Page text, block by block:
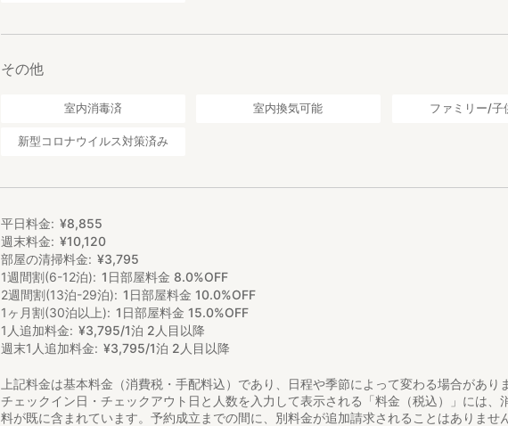
その他
室内消毒済 室内換気可能 ファミリー/子
新型コロナウイルス対策済み
平日料金 ¥8,855
週末料金
¥10,120
部屋の清掃料金
¥3,795
1週間割(6-12泊)
1日部屋料金 8.0%OFF
2週間割(13泊-29泊)
1日部屋料金 10.0%OFF
1ヶ月割(30泊以上)
1日部屋料金 15.0%OFF
1人追加料金
¥3,795/1泊 2人目以降
週末1人追加料金
¥3,795/1泊 2人目以降
上記料金は基本料金（消費税・手配料込）であり、日程や季節によって変わる場合があり
チェックイン日・チェックアウト日と人数を入力して表示される「料金（税込）」には、
料が既に含まれています。予約成立までの間に、別料金が追加請求されることはありませ